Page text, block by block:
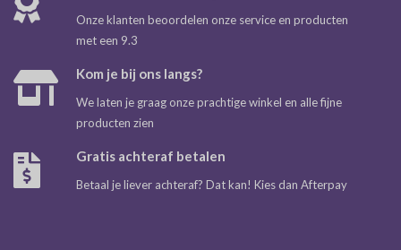
Onze klanten beoordelen onze service en producten
met een 9.3
Kom je bij ons langs?
We laten je graag onze prachtige winkel en alle fijne
producten zien
Gratis achteraf betalen
Betaal je liever achteraf? Dat kan! Kies dan Afterpay